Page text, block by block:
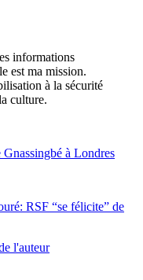
informations
est ma mission.
à la sécurité
culture.
à Londres
RSF “se félicite” de
l'auteur